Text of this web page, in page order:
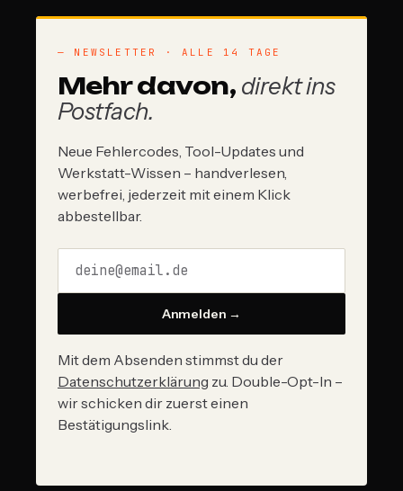
— NEWSLETTER · ALLE 14 TAGE
Mehr davon, direkt ins
Postfach.
Neue Fehlercodes, Tool-Updates und
Werkstatt-Wissen – handverlesen,
werbefrei, jederzeit mit einem Klick
abbestellbar.
Anmelden →
Mit dem Absenden stimmst du der
Datenschutzerklärung zu. Double-Opt-In –
wir schicken dir zuerst einen
Bestätigungslink.